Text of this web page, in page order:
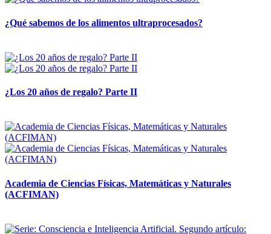
¿Qué sabemos de los alimentos ultraprocesados?
¿Los 20 años de regalo? Parte II
Academia de Ciencias Físicas, Matemáticas y Naturales
(ACFIMAN)